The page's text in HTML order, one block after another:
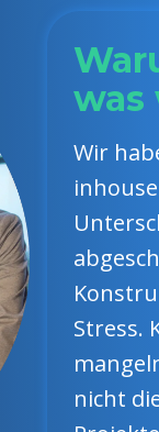
was
Wir
Stress.
nicht